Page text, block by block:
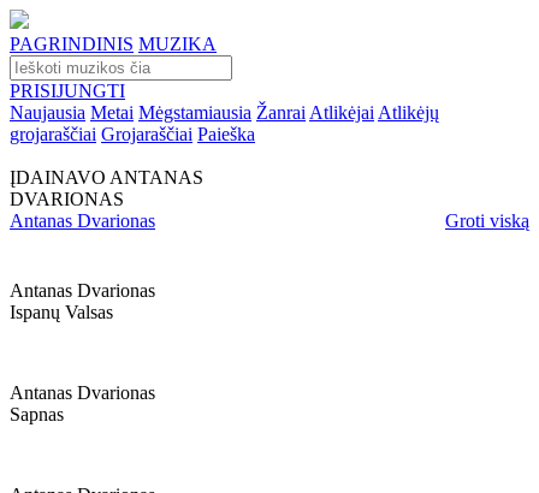
PAGRINDINIS MUZIKA
PRISIJUNGTI
Naujausia Metai Mėgstamiausia Žanrai Atlikėjai Atlikėjų
grojaraščiai Grojaraščiai Paieška
ĮDAINAVO ANTANAS
DVARIONAS
Antanas Dvarionas
Groti viską
Antanas Dvarionas
Ispanų Valsas
Antanas Dvarionas
Sapnas